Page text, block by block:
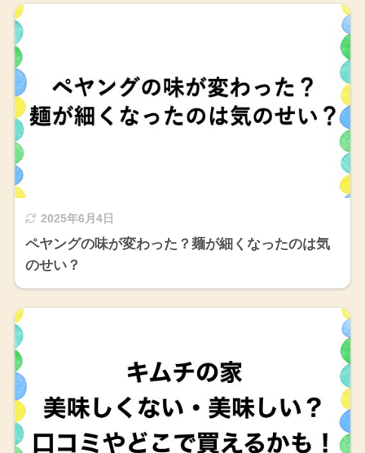
2025年6月4日
ペヤングの味が変わった？麺が細くなったのは気
のせい？